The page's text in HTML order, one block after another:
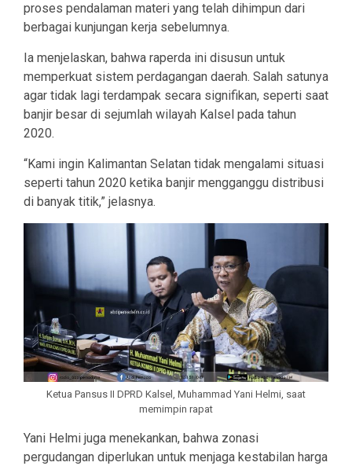
proses pendalaman materi yang telah dihimpun dari
berbagai kunjungan kerja sebelumnya.
Ia menjelaskan, bahwa raperda ini disusun untuk
memperkuat sistem perdagangan daerah. Salah satunya
agar tidak lagi terdampak secara signifikan, seperti saat
banjir besar di sejumlah wilayah Kalsel pada tahun
2020.
“Kami ingin Kalimantan Selatan tidak mengalami situasi
seperti tahun 2020 ketika banjir mengganggu distribusi
di banyak titik,” jelasnya.
Ketua Pansus II DPRD Kalsel, Muhammad Yani Helmi, saat
memimpin rapat
Yani Helmi juga menekankan, bahwa zonasi
pergudangan diperlukan untuk menjaga kestabilan harga